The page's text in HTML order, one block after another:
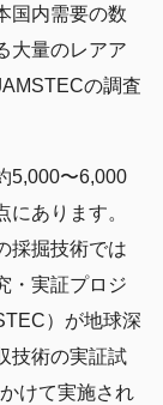
国内需要の数
大量のレアア
の調査
5,000〜6,000
あります。
採掘技術では
・実証プロジ
）が地球深
技術の実証試
けて実施され